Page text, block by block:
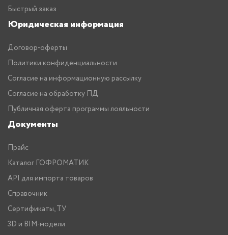
Быстрый заказ
Юридическая информация
Договор-оферты
Политики конфиденциальности
Согласие на информационную рассылку
Согласие на обработку ПД
Публичная оферта программы лояльности
Документы
Прайс
Каталог ГОФРОМАТИК
API для импорта товаров
Справочник
Сертификаты, ТУ
3D и BIM-модели